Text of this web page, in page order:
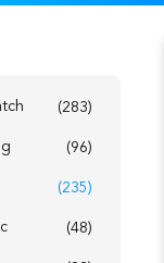
(283)
(96)
(235)
(48)